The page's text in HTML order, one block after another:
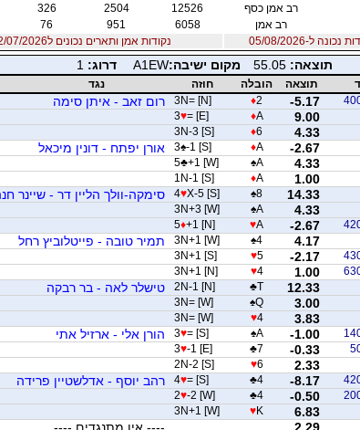
רב אמן כסף 12526
2504
326
רב אמן 6058
951
76
ל-05/08/2026
נקודות אמן ותארים נכונים ל12/07/2026
תוצאה:55.05 מקום ישיבה:A1EW דרוג: 1
תוצאה הובלה חוזה
נגד
-5.17
♦2
3N= [N] רום זאב - איתן סימה
9.00
♦A
3♥= [E]
4.33
♦6
3N-3 [S]
-2.67
♦A
3♠-1 [S] אורן יפתח - דונין מיכאל
4.33
♠A
5♣+1 [W]
1.00
♦A
1N-1 [S]
14.33
♠8
4♥X-5 [S] סימקה-וולך הליין דר - שיינר
4.33
♠A
3N+3 [W]
-2.67
♥A
5♦+1 [N]
4.17
♠4
3N+1 [W] תמיר טובה - פייטלוביץ רחל
-2.17
♥5
3N+1 [S]
1.00
♥4
3N+1 [N]
12.33
♣T
2N-1 [N] טישלר לאה - בר רבקה
3.00
♠Q
3N= [W]
3.83
♥4
3N= [W]
-1.00
♠A
3♥= [S] הורן אלי - ארזיל אתי
-0.33
♣7
3♥-1 [E]
2.33
♥6
2N-2 [S]
-8.17
♣4
4♥= [S] רהב יוסף - אדלשטיין פרידה
-0.50
♣4
2♥-2 [W]
6.83
♥K
3N+1 [W]
2.29 ---- אין מתנגדים ----